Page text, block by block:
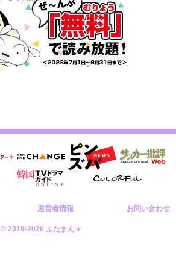
運営者情報 お問い合わせ
© 2019-2026 ふたまん＋